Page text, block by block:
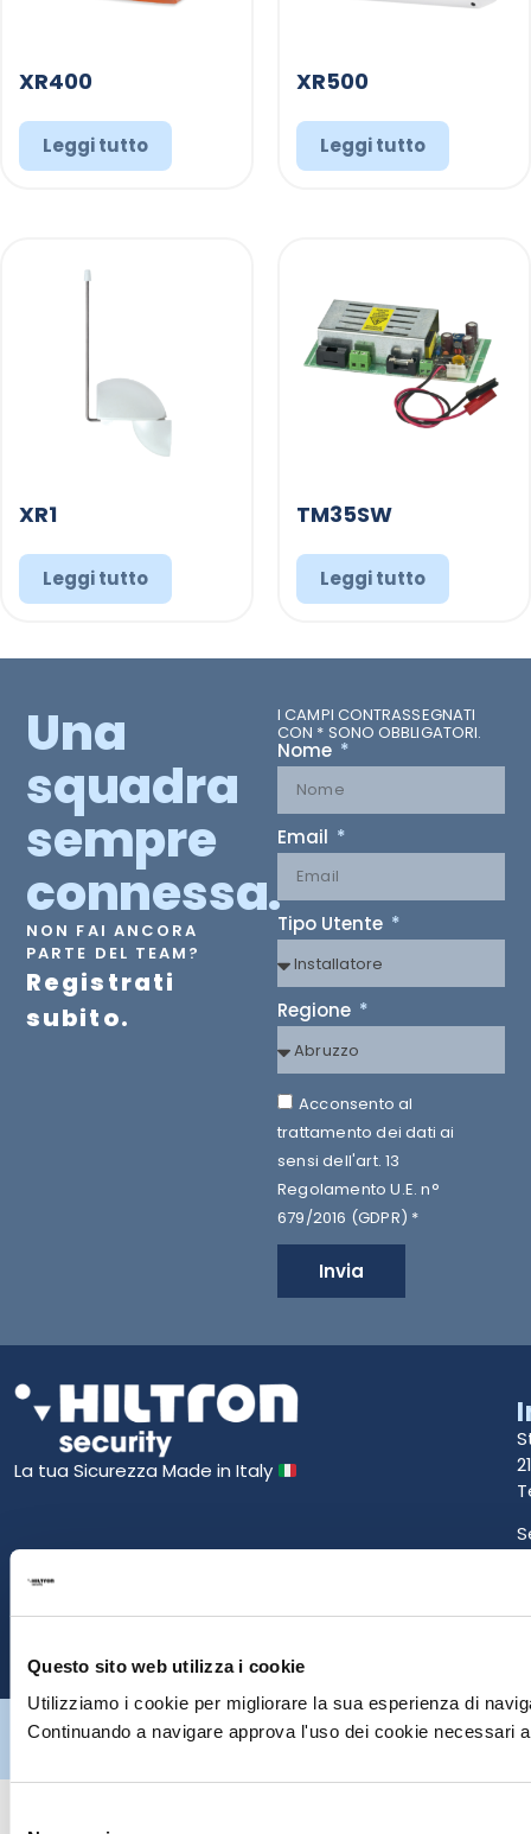
Questo sito web utilizza i cookie
Utilizziamo i cookie per migliorare la sua esperienza di
Continuando a navigare approva l'uso dei cookie necessari
XR400
Leggi tutto
XR500
Leggi tutto
XR1
Leggi tutto
TM35SW
Leggi tutto
Una
squadra
sempre
connessa.
NON FAI ANCORA
PARTE DEL TEAM?
Registrati
subito.
I CAMPI CONTRASSEGNATI
CON * SONO OBBLIGATORI.
Nome
Email
Tipo Utente
Regione
Acconsento al
trattamento dei dati ai
sensi dell'art. 13
Regolamento U.E. n°
679/2016 (GDPR) *
Invia
La tua Sicurezza Made in Italy
IT07395971216 | Design byavcommunication.it| Tutti i diritti sono